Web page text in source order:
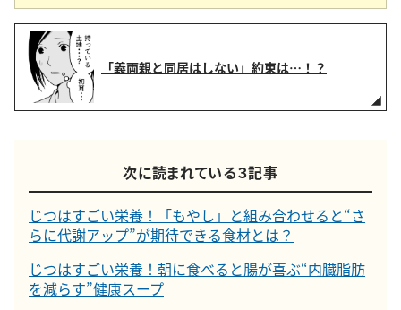
「義両親と同居はしない」約束は…！？
次に読まれている３記事
じつはすごい栄養！「もやし」と組み合わせると“さ
らに代謝アップ”が期待できる食材とは？
じつはすごい栄養！朝に食べると腸が喜ぶ“内臓脂肪
を減らす”健康スープ